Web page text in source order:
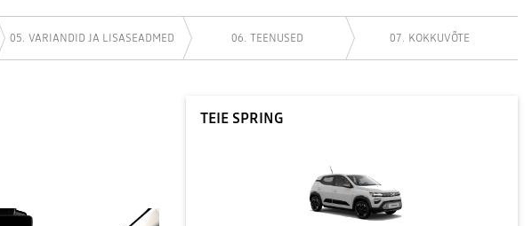
VARIANDID JA LISASEADMED TEENUSED KOKKUVÕTE
TEIE SPRING